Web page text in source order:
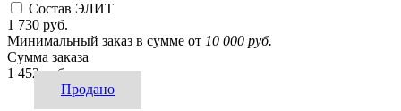
Состав ЭЛИТ
1 730 руб.
Минимальный заказ в сумме от 10 000 руб.
Сумма заказа
1 452 руб.
Продано